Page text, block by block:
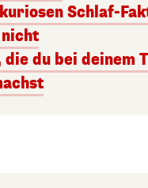
Schlaf-
die du bei deinem